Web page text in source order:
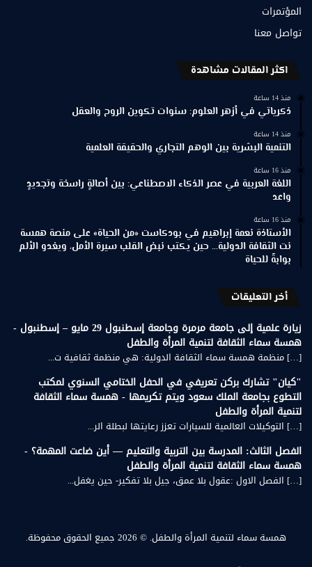
المؤتمرات
تواصل معنا
اكثر المقالات مشاهدة
منذ 14 ساعة
ذكرياتي في أزهر العلوم: سنوات تكوين الروح والعقل
منذ 14 ساعة
التنمية البشرية بين الوهم التجاري والحقيقة العلمية
منذ 16 ساعة
اللغة العربية في عصر الذكاء الاصطناعي: بين أصالةٍ راسخة وتجديدٍ
واعد
منذ 16 ساعة
الأستاذة نعمة إبراهيم في بودكاست «من الحياة» على منصة همسة
نت الثقافة الدولية… حين يكتب نبض القلب سيرة الأمل، ويغدو الألم
بوابةً للحياة
أخر التعليقات
زيارة علمية إلى جامعة مرمرة وجامعة إسطنبول 29 مايو – إسطنبول -
همسة سماء الثقافة لتنمية المرأة والطفل
[…] منظمة همسة سماء الثقافة الدولية: هي منظمة ثقافية ت...
"كيان" تشارك بركن تعريفي في الحفل الختامي السنوي لمكتب
التطوع بجامعة الملك سعود ويتم تكريمها - همسة سماء الثقافة
لتنمية المرأة والطفل
[…] التوكيلات العالمية للسيارات تعزز رعايتها لبطلة الر...
الفصل الثالث: المدرسة بين التربية والتعليم — أين ضاعت المهمة؟ -
همسة سماء الثقافة لتنمية المرأة والطفل
[…] الفصل الاول :عقول بلا عمق، جيل بلا تفكير- حين يغفل...
همسة سماء لتنمية المرأة والطفل. © 2026 جميع الحقوق محفوظة.